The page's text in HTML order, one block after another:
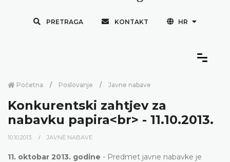
PRETRAGA KONTAKT HR
Početna Poslovanje Javne nabave
Konkurentski zahtjev za
nabavku papira<br> - 11.10.2013.
10.10.2013. JAVNE NABAVE
11. oktobar 2013. godine - Predmet javne nabavke je